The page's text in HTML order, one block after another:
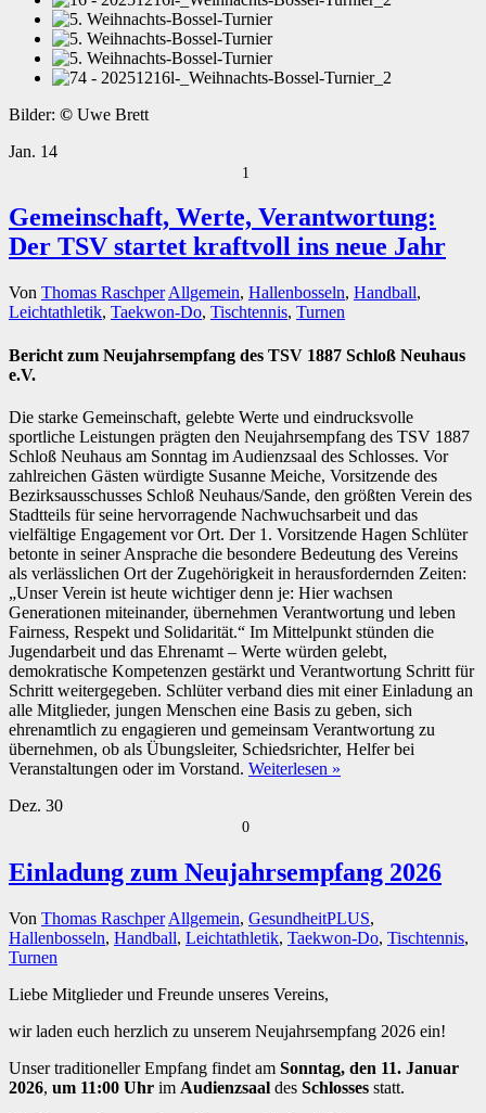
Bilder: © Uwe Brett
Jan. 14
1
Gemeinschaft, Werte, Verantwortung:
Der TSV startet kraftvoll ins neue Jahr
Von Thomas Raschper Allgemein, Hallenbosseln, Handball,
Leichtathletik, Taekwon-Do, Tischtennis, Turnen
Bericht zum Neujahrsempfang des TSV 1887 Schloß Neuhaus
e.V.
Die starke Gemeinschaft, gelebte Werte und eindrucksvolle
sportliche Leistungen prägten den Neujahrsempfang des TSV 1887
Schloß Neuhaus am Sonntag im Audienzsaal des Schlosses. Vor
zahlreichen Gästen würdigte Susanne Meiche, Vorsitzende des
Bezirksausschusses Schloß Neuhaus/Sande, den größten Verein des
Stadtteils für seine hervorragende Nachwuchsarbeit und das
vielfältige Engagement vor Ort. Der 1. Vorsitzende Hagen Schlüter
betonte in seiner Ansprache die besondere Bedeutung des Vereins
als verlässlichen Ort der Zugehörigkeit in herausfordernden Zeiten:
„Unser Verein ist heute wichtiger denn je: Hier wachsen
Generationen miteinander, übernehmen Verantwortung und leben
Fairness, Respekt und Solidarität.“ Im Mittelpunkt stünden die
Jugendarbeit und das Ehrenamt – Werte würden gelebt,
demokratische Kompetenzen gestärkt und Verantwortung Schritt für
Schritt weitergegeben. Schlüter verband dies mit einer Einladung an
alle Mitglieder, jungen Menschen eine Basis zu geben, sich
ehrenamtlich zu engagieren und gemeinsam Verantwortung zu
übernehmen, ob als Übungsleiter, Schiedsrichter, Helfer bei
Veranstaltungen oder im Vorstand. Weiterlesen »
Dez. 30
0
Einladung zum Neujahrsempfang 2026
Von Thomas Raschper Allgemein, GesundheitPLUS,
Hallenbosseln, Handball, Leichtathletik, Taekwon-Do, Tischtennis,
Turnen
Liebe Mitglieder und Freunde unseres Vereins,
wir laden euch herzlich zu unserem Neujahrsempfang 2026 ein!
Unser traditioneller Empfang findet am Sonntag, den 11. Januar
2026, um 11:00 Uhr im Audienzsaal des Schlosses statt.